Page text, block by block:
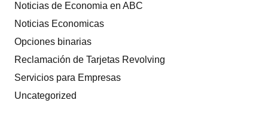
Noticias de Economia en ABC
Noticias Economicas
Opciones binarias
Reclamación de Tarjetas Revolving
Servicios para Empresas
Uncategorized